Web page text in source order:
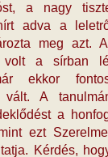
a nagy
adva a
meg azt.
volt a sírban
ekkor
vált. A
a
ezt
Kérdés,